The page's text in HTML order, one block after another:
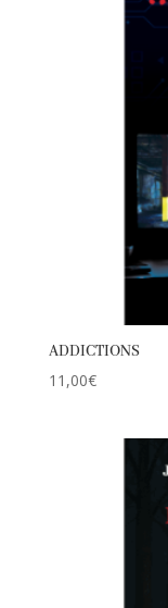
ADDICTIONS
11,00€